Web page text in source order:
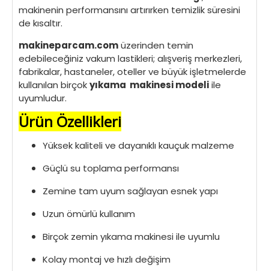
makinenin performansını artırırken temizlik süresini
de kısaltır.
makineparcam.comüzerinden temin
edebileceğiniz vakum lastikleri; alışveriş merkezleri,
fabrikalar, hastaneler, oteller ve büyük işletmelerde
kullanılan birçokyıkama makinesi modeliile
uyumludur.
Ürün Özellikleri
Yüksek kaliteli ve dayanıklı kauçuk malzeme
Güçlü su toplama performansı
Zemine tam uyum sağlayan esnek yapı
Uzun ömürlü kullanım
Birçok zemin yıkama makinesi ile uyumlu
Kolay montaj ve hızlı değişim